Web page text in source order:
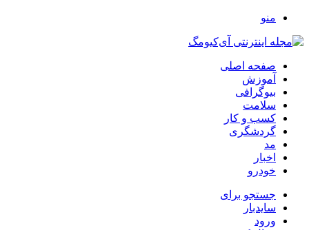
منو
صفحه اصلی
آموزش
بیوگرافی
سلامت
کسب و کار
گردشگری
مد
اخبار
خودرو
جستجو برای
سایدبار
ورود